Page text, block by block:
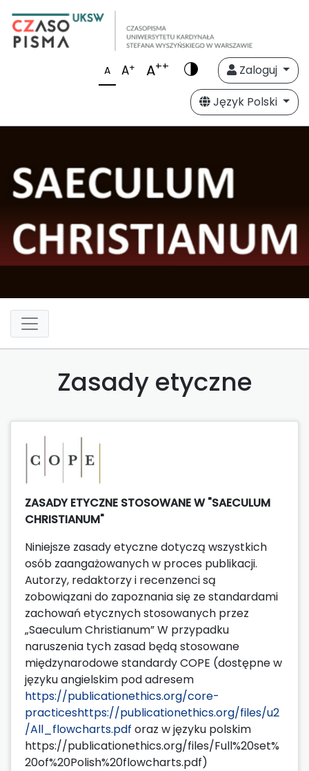
A A+ A++
Zaloguj
Język Polski
Zasady etyczne
ZASADY ETYCZNE STOSOWANE W "SAECULUM
CHRISTIANUM"
Niniejsze zasady etyczne dotyczą wszystkich
osób zaangażowanych w proces publikacji.
Autorzy, redaktorzy i recenzenci są
zobowiązani do zapoznania się ze standardami
zachowań etycznych stosowanych przez
„Saeculum Christianum” W przypadku
naruszenia tych zasad będą stosowane
międzynarodowe standardy COPE (dostępne w
języku angielskim pod adresem
https://publicationethics.org/core-
practiceshttps://publicationethics.org/files/u2
/All_flowcharts.pdf oraz w języku polskim
https://publicationethics.org/files/Full%20set%
20of%20Polish%20flowcharts.pdf)